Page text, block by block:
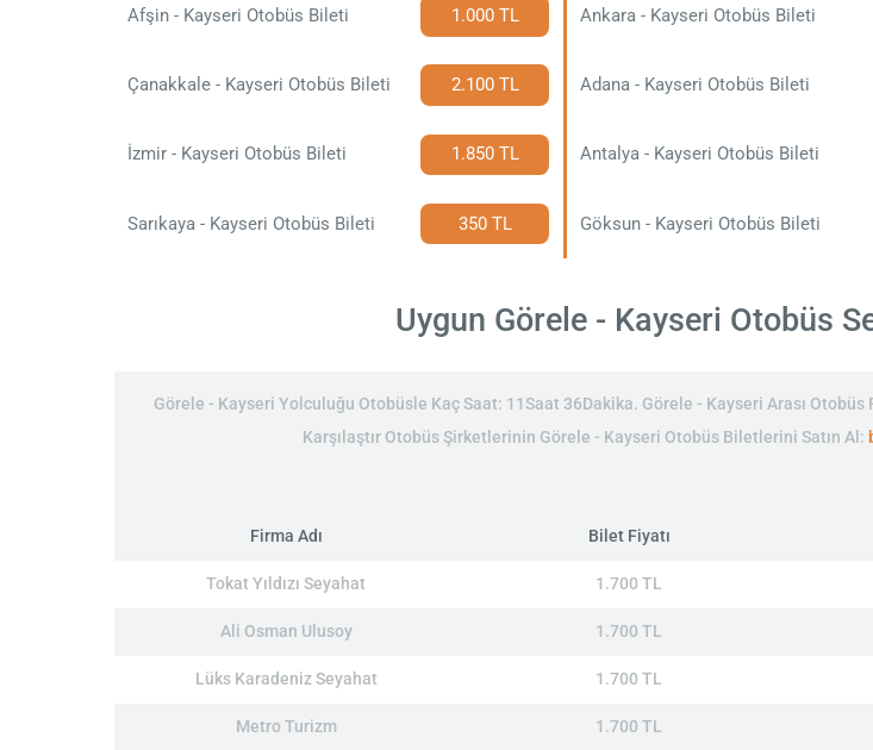
Afşin - Kayseri Otobüs Bileti 1.000 TL Ankara - Kayseri Otobüs Bileti
Çanakkale - Kayseri Otobüs Bileti 2.100 TL Adana - Kayseri Otobüs Bileti
İzmir - Kayseri Otobüs Bileti 1.850 TL Antalya - Kayseri Otobüs Bileti
Sarıkaya - Kayseri Otobüs Bileti 350 TL Göksun - Kayseri Otobüs Bileti
Uygun Görele - Kayseri Otobüs
Görele - Kayseri Yolculuğu Otobüsle Kaç Saat: 11Saat 36Dakika. Görele - Kayseri Arası Otobüs
Karşılaştır Otobüs Şirketlerinin Görele - Kayseri Otobüs Biletlerini Satın Al:
Firma Adı Bilet Fiyatı
Tokat Yıldızı Seyahat 1.700 TL
Ali Osman Ulusoy 1.700 TL
Lüks Karadeniz Seyahat 1.700 TL
Metro Turizm 1.700 TL